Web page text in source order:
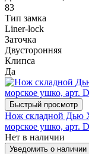
83
Тип замка
Liner-lock
Заточка
Двусторонняя
Клипса
Да
Быстрый просмотр
Нож складной Дью
морское ушко, арт.
Нет в наличии
Уведомить о наличии